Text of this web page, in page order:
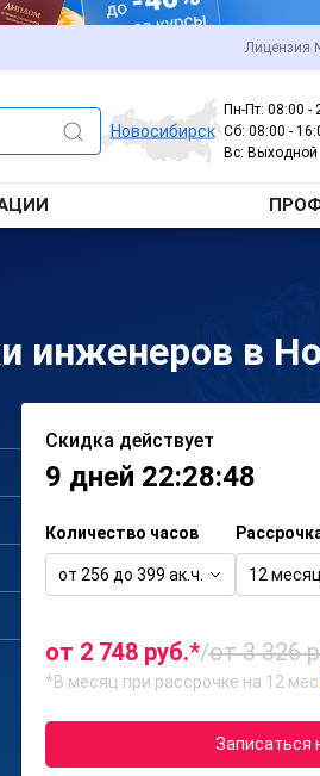
Лицензия
Новосибирск
Пн-Пт: 08:00 -
Сб: 08:00 -
Вс: Выходной
инженеров в
Скидка действует
9 дней 22:28:48
Количество часов
от 256 до 399 ак.ч. 12
от 2 748 руб.*/от 3 326
*В месяц при рассрочке на 12 мес.
Записаться